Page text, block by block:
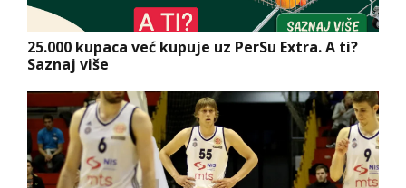
25.000 kupaca već kupuje uz PerSu Extra. A ti?
Saznaj više